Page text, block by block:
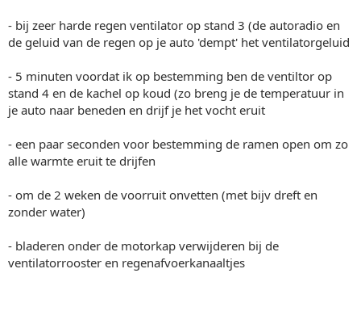
- bij zeer harde regen ventilator op stand 3 (de autoradio en
de geluid van de regen op je auto 'dempt' het ventilatorgeluid
- 5 minuten voordat ik op bestemming ben de ventiltor op
stand 4 en de kachel op koud (zo breng je de temperatuur in
je auto naar beneden en drijf je het vocht eruit
- een paar seconden voor bestemming de ramen open om zo
alle warmte eruit te drijfen
- om de 2 weken de voorruit onvetten (met bijv dreft en
zonder water)
- bladeren onder de motorkap verwijderen bij de
ventilatorrooster en regenafvoerkanaaltjes